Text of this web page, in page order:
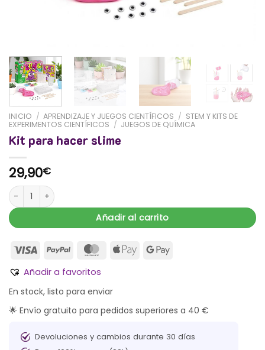
INICIO / APRENDIZAJE Y JUEGOS CIENTÍFICOS / STEM Y KITS DE
EXPERIMENTOS CIENTÍFICOS / JUEGOS DE QUÍMICA
Kit para hacer slime
29,90€
Kit para hacer slime cantidad
Añadir al carrito
Añadir a favoritos
En stock, listo para enviar
🌟 Envío gratuito para pedidos superiores a 40 €
Devoluciones y cambios durante 30 días